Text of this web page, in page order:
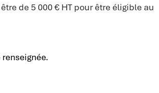
de 5 000 € HT pour être éligible au